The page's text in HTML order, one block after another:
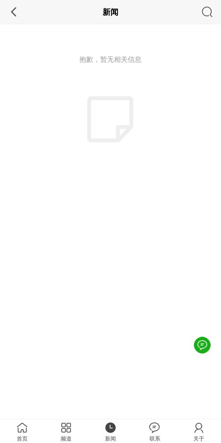
新闻
抱歉，暂无相关信息
首页 频道 新闻 联系 关于